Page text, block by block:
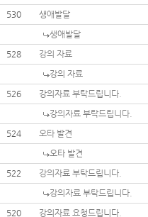
530
생애발달
생애발달
528
강의 자료
강의 자료
526
강의자료 부탁드립니다.
강의자료 부탁드립니다.
524
오타 발견
오타 발견
522
강의자료 부탁드립니다.
강의자료 부탁드립니다.
520
강의자료 요청드립니다.